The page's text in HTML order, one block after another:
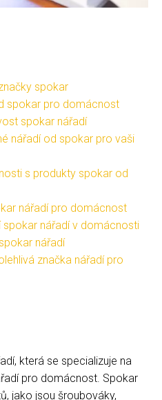
spokar
spokar pro domácnost
spokar nářadí
nářadí od spokar pro vaši
s produkty spokar od
nářadí pro domácnost
spokar nářadí v domácnosti
nářadí
značka nářadí pro
která se specializuje na
pro domácnost. Spokar
jako jsou šroubováky,